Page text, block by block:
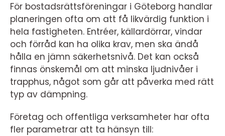
För bostadsrättsföreningar i Göteborg handlar
planeringen ofta om att få likvärdig funktion i
hela fastigheten. Entréer, källardörrar, vindar
och förråd kan ha olika krav, men ska ändå
hålla en jämn säkerhetsnivå. Det kan också
finnas önskemål om att minska ljudnivåer i
trapphus, något som går att påverka med rätt
typ av dämpning.
Företag och offentliga verksamheter har ofta
fler parametrar att ta hänsyn till: